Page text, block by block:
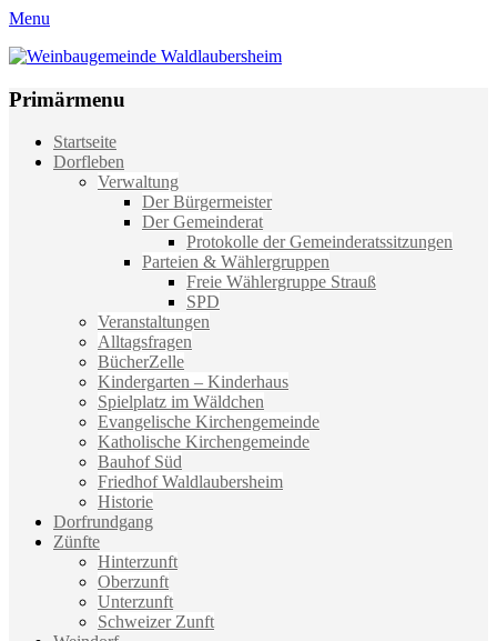
Menu
Weinbaugemeinde Waldlaubersheim
Primärmenu
Weiter
zum
Startseite
Dorfleben
Verwaltung
Der Bürgermeister
Der Gemeinderat
Protokolle der Gemeinderatssitzungen
Parteien & Wählergruppen
Freie Wählergruppe Strauß
SPD
Veranstaltungen
Alltagsfragen
BücherZelle
Kindergarten – Kinderhaus
Spielplatz im Wäldchen
Evangelische Kirchengemeinde
Katholische Kirchengemeinde
Bauhof Süd
Friedhof Waldlaubersheim
Historie
Dorfrundgang
Zünfte
Hinterzunft
Oberzunft
Unterzunft
Schweizer Zunft